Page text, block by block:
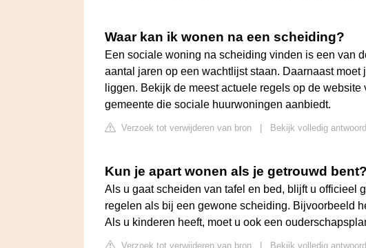
Waar kan ik wonen na een scheiding?
Een sociale woning na scheiding vinden is een van
aantal jaren op een wachtlijst staan. Daarnaast
liggen. Bekijk de meest actuele regels op de
gemeente die sociale huurwoningen aanbiedt.
Verzoek tot verwijderen van bron Bekijk volledig
Kun je apart wonen als je getrouwd bent?
Als u gaat scheiden van tafel en bed, blijft u officieel
regelen als bij een gewone scheiding. Bijvoorbeeld
Als u kinderen heeft, moet u ook een
Verzoek tot verwijderen van bron Bekijk volledig